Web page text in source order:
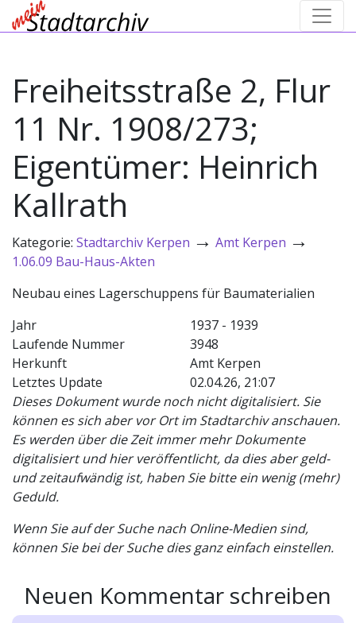
Freiheitsstraße 2, Flur
11 Nr. 1908/273;
Eigentümer: Heinrich
Kallrath
Kategorie: Stadtarchiv Kerpen → Amt Kerpen →
1.06.09 Bau-Haus-Akten
Neubau eines Lagerschuppens für Baumaterialien
Jahr
1937 - 1939
Laufende Nummer
3948
Herkunft
Amt Kerpen
Letztes Update
02.04.26, 21:07
Dieses Dokument wurde noch nicht digitalisiert. Sie
können es sich aber vor Ort im Stadtarchiv anschauen.
Es werden über die Zeit immer mehr Dokumente
digitalisiert und hier veröffentlicht, da dies aber geld-
und zeitaufwändig ist, haben Sie bitte ein wenig (mehr)
Geduld.
Wenn Sie auf der Suche nach Online-Medien sind,
können Sie bei der Suche dies ganz einfach einstellen.
Neuen Kommentar schreiben